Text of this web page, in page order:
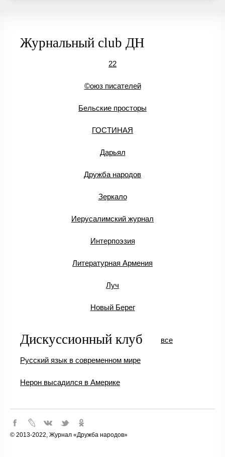
Журнальный club ДН
22
©оюз писателей
Бельские просторы
ГОСТИНАЯ
Дарьял
Дружба народов
Зеркало
Иерусалимский журнал
Интерпоэзия
Литературная Армения
Луч
Новый Берег
Дискуссионный клуб
Русский язык в современном мире
Нерон высадился в Америке
все
© 2013-2022, Журнал «Дружба народов»